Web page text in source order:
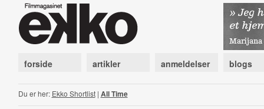
forside artikler anmeldelser blogs
Du er her: Ekko Shortlist| All Time